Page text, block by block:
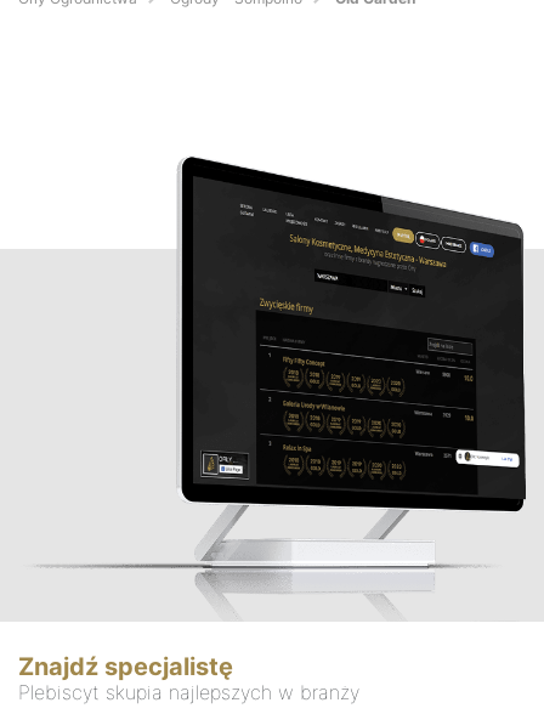
Znajdź specjalistę
Plebiscyt skupia najlepszych w branży